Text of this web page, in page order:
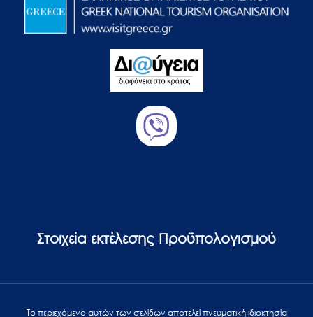
Στοιχεία εκτέλεσης Προϋπολογισμού
Το περιεχόμενο αυτών των σελίδων αποτελεί πvευματική ιδιοκτησία